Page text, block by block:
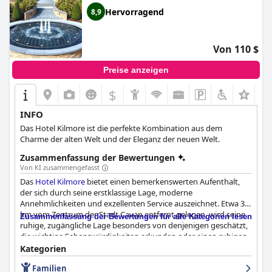
8,9 Hervorragend
Von 110 $
Preise anzeigen
$
INFO
Das Hotel Kilmore ist die perfekte Kombination aus dem
Charme der alten Welt und der Eleganz der neuen Welt.
Zusammenfassung der Bewertungen
Von KI zusammengefasst
Das Hotel Kilmore bietet einen bemerkenswerten Aufenthalt,
der sich durch seine erstklassige Lage, moderne
Annehmlichkeiten und exzellenten Service auszeichnet. Etwa 3
km vom Zentrum der Stadt Cavan entfernt gelegen, wird seine
ruhige, zugängliche Lage besonders von denjenigen geschätzt,
die wichtige Sehenswürdigkeiten erkunden oder einen ruhigen
Rückzugsort suchen. Das schöne, gepflegte Gelände des Hotels
trägt zusätzlich zu seiner Attraktivität als bequemer und
malerischer Ausgangspunkt bei.
Zusammenfassung der Bewertungen für alle Kategorien lesen
Kategorien
Familien